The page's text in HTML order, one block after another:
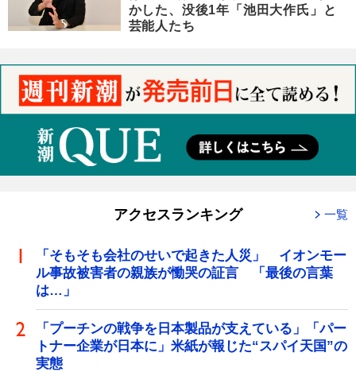
かした、没後1年「池田大作氏」と
芸能人たち
アクセスランキング 一覧
「そもそも会社のせいで起きた人災」 イオンモー
ル事故被害者の親族が慟哭の証言 「最後の言葉
は…」
「プーチンの戦争を日本製品が支えている」「パー
トナー企業が日本に」米紙が報じた“スパイ天国”の
実態